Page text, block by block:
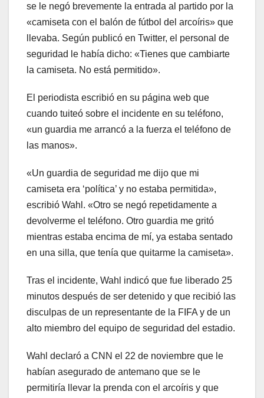
se le negó brevemente la entrada al partido por la
«camiseta con el balón de fútbol del arcoíris» que
llevaba. Según publicó en Twitter, el personal de
seguridad le había dicho: «Tienes que cambiarte
la camiseta. No está permitido».
El periodista escribió en su página web que
cuando tuiteó sobre el incidente en su teléfono,
«un guardia me arrancó a la fuerza el teléfono de
las manos».
«Un guardia de seguridad me dijo que mi
camiseta era ‘política’ y no estaba permitida»,
escribió Wahl. «Otro se negó repetidamente a
devolverme el teléfono. Otro guardia me gritó
mientras estaba encima de mí, ya estaba sentado
en una silla, que tenía que quitarme la camiseta».
Tras el incidente, Wahl indicó que fue liberado 25
minutos después de ser detenido y que recibió las
disculpas de un representante de la FIFA y de un
alto miembro del equipo de seguridad del estadio.
Wahl declaró a CNN el 22 de noviembre que le
habían asegurado de antemano que se le
permitiría llevar la prenda con el arcoíris y que